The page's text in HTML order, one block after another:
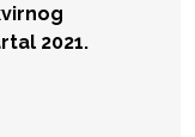
2021.